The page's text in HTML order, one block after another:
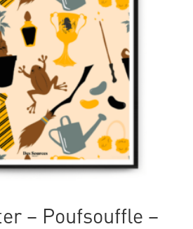
– Poufsouffle –